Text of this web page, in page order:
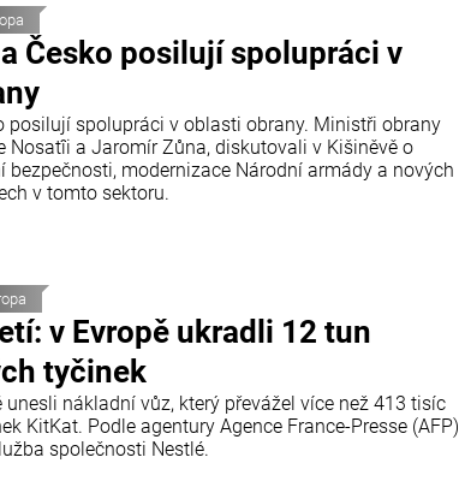
Česko posilují spolupráci v
posilují spolupráci v oblasti obrany. Ministři obrany
Nosatîi a Jaromír Zůna, diskutovali v Kišiněvě o
bezpečnosti, modernizace Národní armády a nových
v tomto sektoru.
v Evropě ukradli 12 tun
tyčinek
unesli nákladní vůz, který převážel více než 413 tisíc
KitKat. Podle agentury Agence France-Presse (AFP)
společnosti Nestlé.